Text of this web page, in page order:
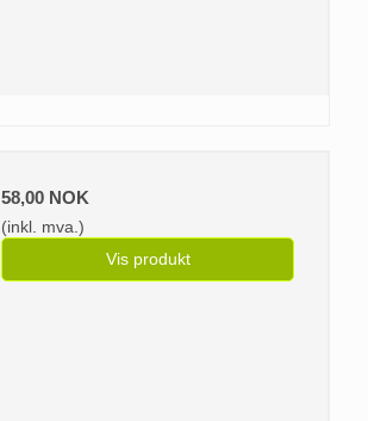
58,00 NOK
(inkl. mva.)
Vis produkt